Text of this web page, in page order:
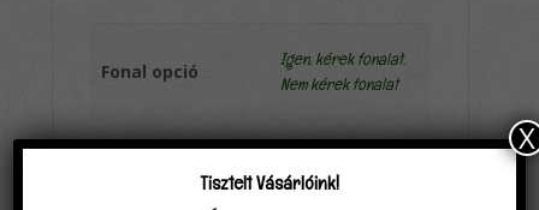
Fonal opció
Igen, kérek fonalat,
Nem kérek fonalat
Tisztelt Vásárlóink!
X